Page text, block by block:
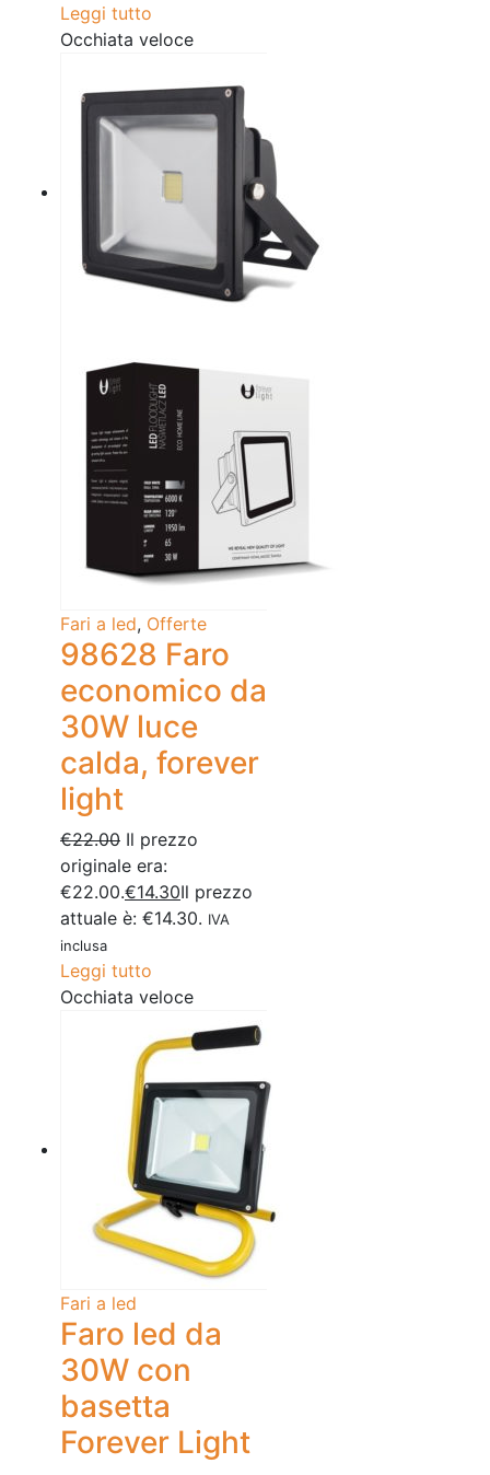
Leggi tutto
Occhiata veloce
Fari a led, Offerte
98628 Faro
economico da
30W luce
calda, forever
light
€22.00 Il prezzo
originale era:
€22.00.€14.30Il prezzo
attuale è: €14.30. IVA
inclusa
Leggi tutto
Occhiata veloce
Fari a led
Faro led da
30W con
basetta
Forever Light